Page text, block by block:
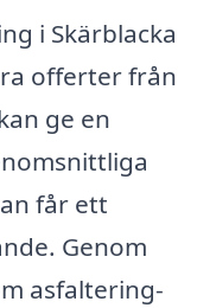
i Skärblacka
offerter från
ge en
får ett
Genom
asfaltering-